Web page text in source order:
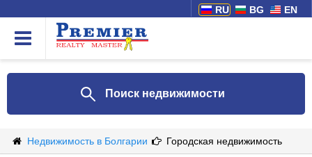
RU BG EN
Поиск недвижимости
Недвижимость в Болгарии Городская недвижимость